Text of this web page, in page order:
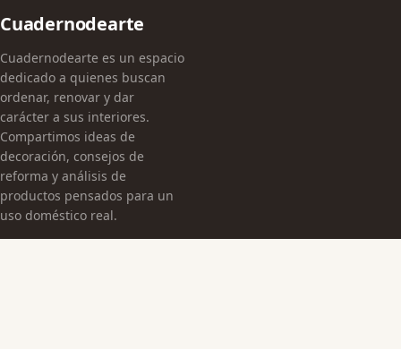
Cuadernodearte
Cuadernodearte es un espacio
dedicado a quienes buscan
ordenar, renovar y dar
carácter a sus interiores.
Compartimos ideas de
decoración, consejos de
reforma y análisis de
productos pensados para un
uso doméstico real.